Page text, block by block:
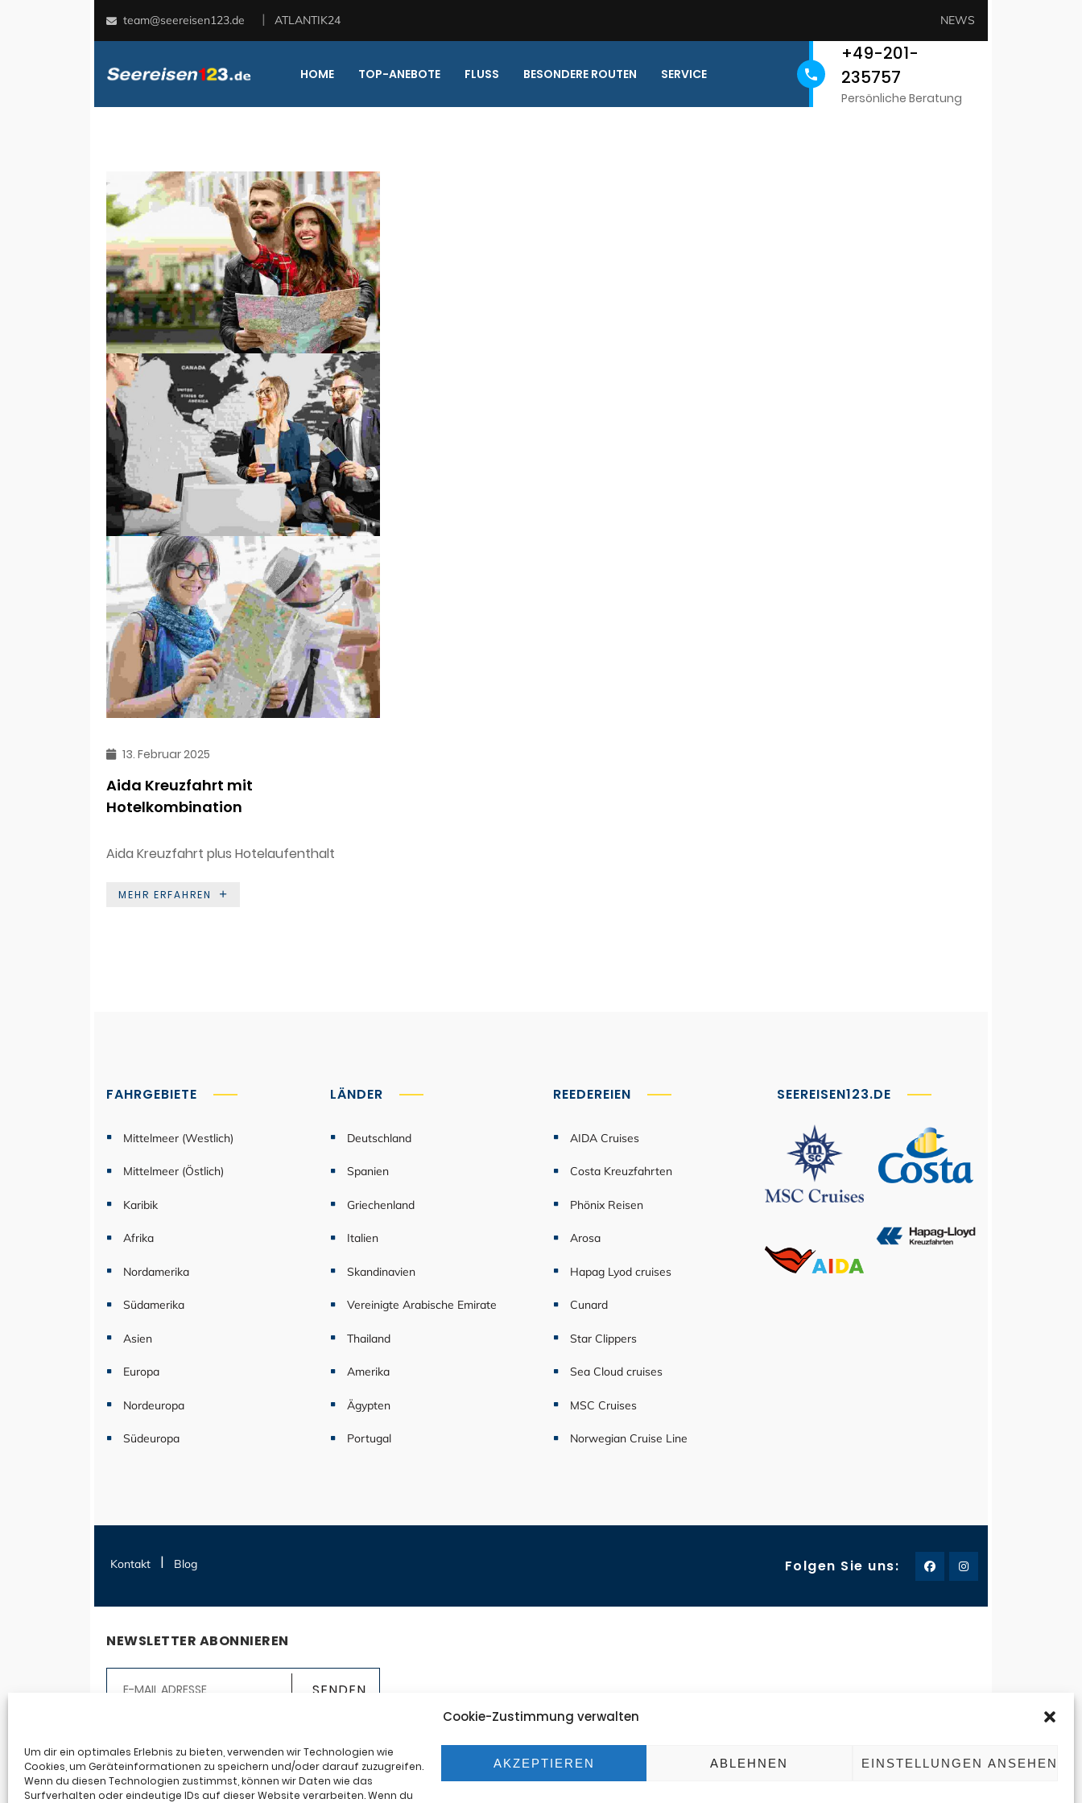
Cookie-Zustimmung verwalten
Um dir ein optimales Erlebnis zu bieten, verwenden wir Technologien wie
Cookies, um Geräteinformationen zu speichern und/oder darauf zuzugreifen.
Wenn du diesen Technologien zustimmst, können wir Daten wie das
Surfverhalten oder eindeutige IDs auf dieser Website verarbeiten. Wenn du
AKZEPTIEREN ABLEHNEN EINSTELLUNGEN ANSEHEN
team@seereisen123.de ATLANTIK24 NEWS
HOME TOP-ANEBOTE FLUSS BESONDERE ROUTEN SERVICE
+49-201-
235757
Persönliche Beratung
13. Februar 2025
Aida Kreuzfahrt mit
Hotelkombination
Aida Kreuzfahrt plus Hotelaufenthalt
MEHR ERFAHREN
FAHRGEBIETE
Mittelmeer (Westlich)
Mittelmeer (Östlich)
Karibik
Afrika
Nordamerika
Südamerika
Asien
Europa
Nordeuropa
Südeuropa
LÄNDER
Deutschland
Spanien
Griechenland
Italien
Skandinavien
Vereinigte Arabische Emirate
Thailand
Amerika
Ägypten
Portugal
REEDEREIEN
AIDA Cruises
Costa Kreuzfahrten
Phönix Reisen
Arosa
Hapag Lyod cruises
Cunard
Star Clippers
Sea Cloud cruises
MSC Cruises
Norwegian Cruise Line
SEEREISEN123.DE
Kontakt Blog Folgen Sie uns:
NEWSLETTER ABONNIEREN
abonnieren. Ich erhalte auf mich abgestimmte
Infos an die angegebene E-Mail-Adresse auf
Basis meiner Anmeldedaten und meines